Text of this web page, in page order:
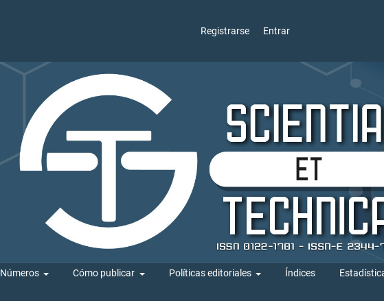
Registrarse Entrar
Números Cómo publicar Políticas editoriales Índices